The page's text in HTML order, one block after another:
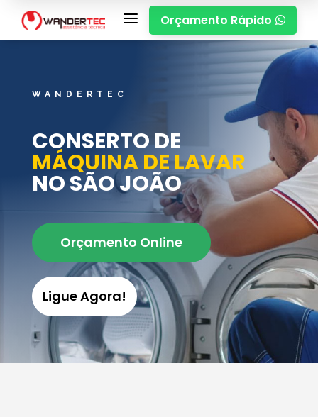
a Orçamento Rápido 
WANDERTEC
CONSERTO DE
MÁQUINA DE LAVAR
NO SÃO JOÃO
Orçamento Online
Ligue Agora!